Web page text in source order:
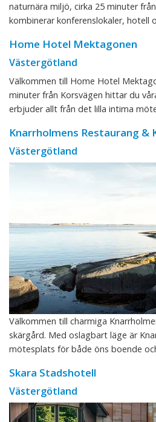
naturnära miljö, cirka 25 minuter
kombinerar konferenslokaler, hotell
Home Hotel Mektagonen
Västergötland
Välkommen till Home Hotel
minuter från Korsvägen hittar du
erbjuder allt från det lilla intima
Knarrholmens Restaurang &
Västergötland
Välkommen till charmiga
skärgård. Med oslagbart läge är
mötesplats för både öns boende
Skara Stadshotell
Västergötland